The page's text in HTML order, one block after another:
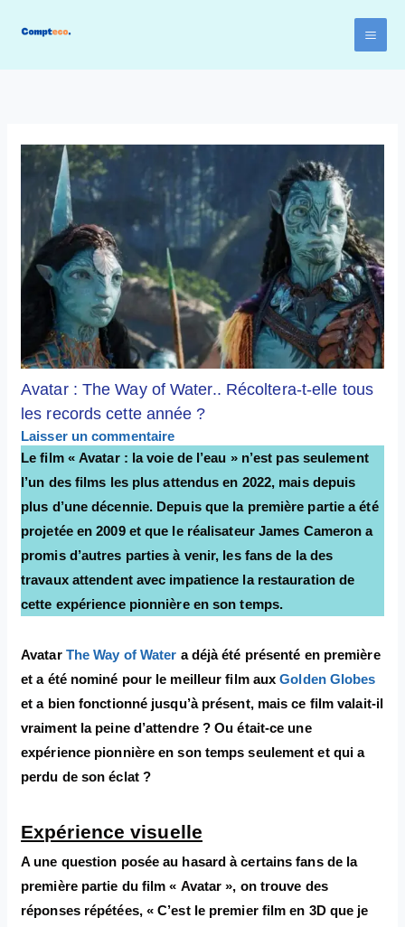
Avatar : The Way of Water.. Récoltera-t-elle tous
les records cette année ?
Laisser un commentaire
Le film « Avatar : la voie de l’eau » n’est pas seulement
l’un des films les plus attendus en 2022, mais depuis
plus d’une décennie. Depuis que la première partie a été
projetée en 2009 et que le réalisateur James Cameron a
promis d’autres parties à venir, les fans de la des
travaux attendent avec impatience la restauration de
cette expérience pionnière en son temps.
Avatar The Way of Water a déjà été présenté en première
et a été nominé pour le meilleur film auxGolden Globes
et a bien fonctionné jusqu’à présent, mais ce film valait-il
vraiment la peine d’attendre ? Ou était-ce une
expérience pionnière en son temps seulement et qui a
perdu de son éclat ?
Expérience visuelle
A une question posée au hasard à certains fans de la
première partie du film « Avatar », on trouve des
réponses répétées, « C’est le premier film en 3D que je